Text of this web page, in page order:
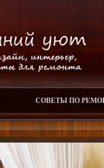
СОВЕТЫ ПО